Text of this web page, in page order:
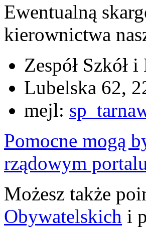
Ewentualną
kierownictwa
Zespół Szkół
Lubelska 62,
mejl:
Pomocne mogą
rządowym
Możesz także
Obywatelskich i